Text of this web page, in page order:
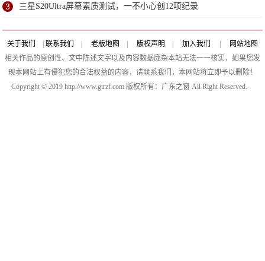
3 三星S20Ultra屏幕素质测试，一不小心创12项纪录
关于我们 联系我们 老版地图 版权声明 加入我们
网站地图
相关作品的原创性、文中陈述文字以及内容数据庞杂本站无法一一核实，如果您发
现本网站上有侵犯您的合法权益的内容，请联系我们，本网站将立即予以删除！
Copyright © 2019 http://www.gtrzf.com 版权所有：广东之窗 All Right Reserved.